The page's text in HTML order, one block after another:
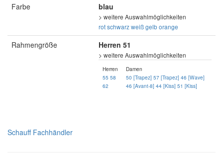
Farbe
blau
> weitere Auswahlmöglichkeiten
rotschwarzweißgelborange
Rahmengröße Herren 51
> weitere Auswahlmöglichkeiten
Herren
55 58
62
Damen
50 [Trapez] 57 [Trapez] 46 [Wave]
46 [Avant-8] 44 [Kiss] 51 [Kiss]
Schauff Fachhändler